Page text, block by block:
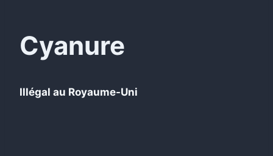
Cyanure
Illégal au Royaume-Uni